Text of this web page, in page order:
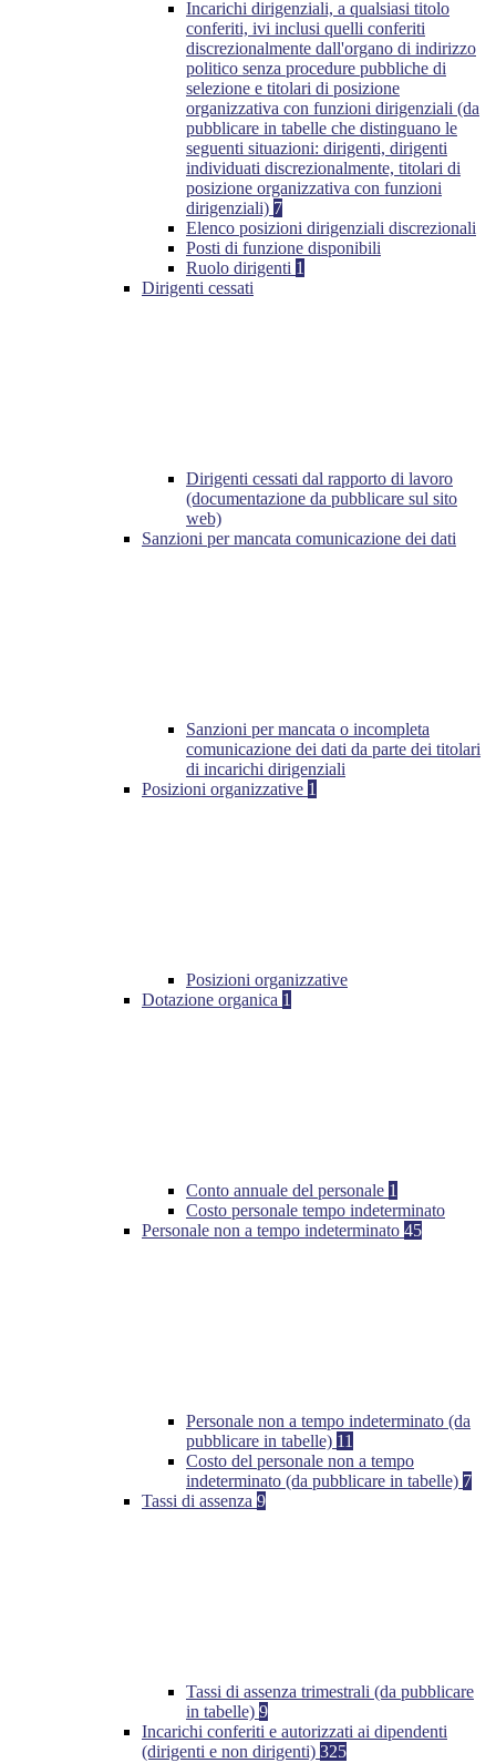
Incarichi dirigenziali, a qualsiasi titolo
conferiti, ivi inclusi quelli conferiti
discrezionalmente dall'organo di indirizzo
politico senza procedure pubbliche di
selezione e titolari di posizione
organizzativa con funzioni dirigenziali (da
pubblicare in tabelle che distinguano le
seguenti situazioni: dirigenti, dirigenti
individuati discrezionalmente, titolari di
posizione organizzativa con funzioni
dirigenziali) 7
Elenco posizioni dirigenziali discrezionali
Posti di funzione disponibili
Ruolo dirigenti 1
Dirigenti cessati
Dirigenti cessati dal rapporto di lavoro
(documentazione da pubblicare sul sito
web)
Sanzioni per mancata comunicazione dei dati
Sanzioni per mancata o incompleta
comunicazione dei dati da parte dei titolari
di incarichi dirigenziali
Posizioni organizzative 1
Posizioni organizzative
Dotazione organica 1
Conto annuale del personale 1
Costo personale tempo indeterminato
Personale non a tempo indeterminato 45
Personale non a tempo indeterminato (da
pubblicare in tabelle) 11
Costo del personale non a tempo
indeterminato (da pubblicare in tabelle) 7
Tassi di assenza 9
Tassi di assenza trimestrali (da pubblicare
in tabelle) 9
Incarichi conferiti e autorizzati ai dipendenti
(dirigenti e non dirigenti) 325